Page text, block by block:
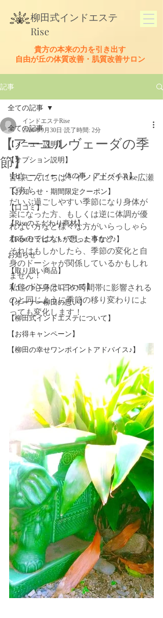
貴方の本来の力を引き出す
​自由が丘の体質改善・肌質改善サロン
​柳田式インドエステ
Rise
記事
全ての記事
【メニュー説明】
【オプション説明】
【ビューティー・体の事・アドバイス】
【お知らせ・期間限定クーポン】
【口コミ】
【Riseのこだわり商材】
【Riseセラピストが思った事など♪】
お知らせ
【取り扱い商品】
【インドエステについて】
【オーナー柳田の思い】
【柳田式インドエステについて】
【お得キャンペーン】
【柳田の幸せワンポイントアドバイス♪】
全ての記事
【アーユルヴェーダの季
節】
インドエステRise
2020年9月30日 読了時間: 2分
皆様こんにちは！インドエステRise広瀬
です！
だいぶ過ごしやすい季節になり身体が
楽になった方、もしくは逆に体調が優
れない方など様々な方がいらっしゃら
れるのではないでしょうか？
それはもしかしたら、季節の変化と自
身のドーシャが関係しているかもしれ
ません！
私達の心身は1日の時間帯に影響される
のと同じように季節の移り変わりによ
っても変化します！